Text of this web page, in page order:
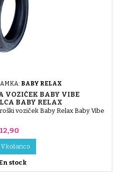
BABY RELAX
VOZIČEK BABY VIBE
BABY RELAX
voziček Baby Relax Baby Vibe
Cena
12,90
V košarico
stock